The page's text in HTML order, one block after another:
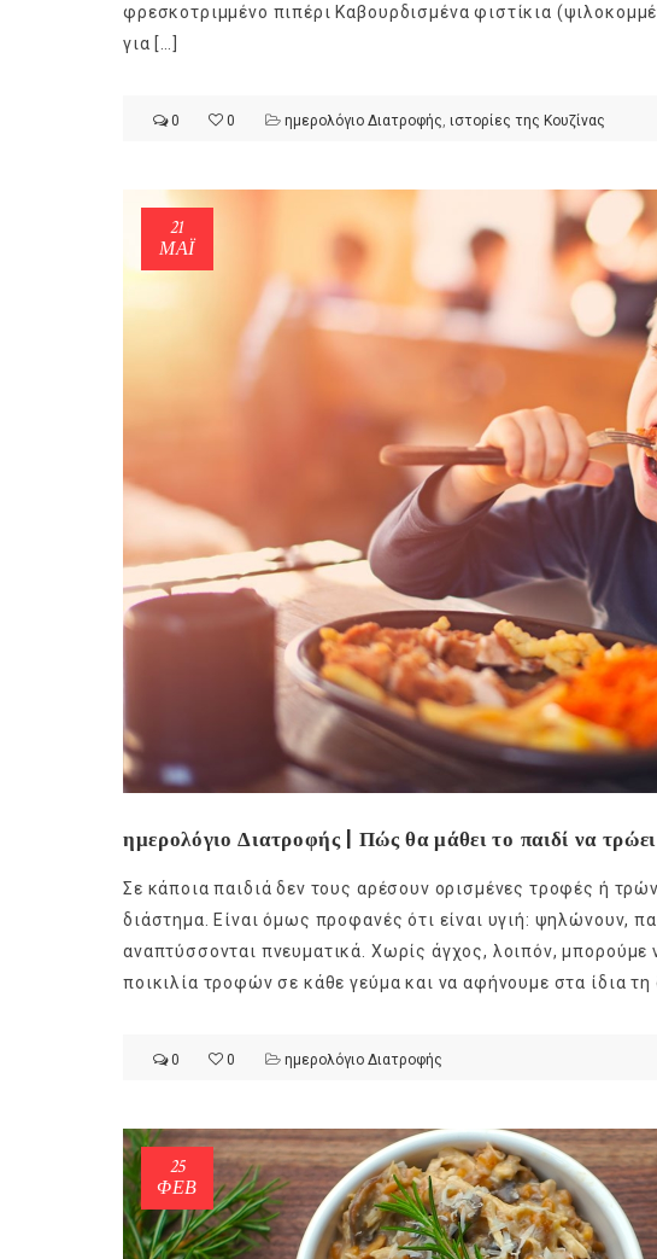
φρεσκοτριμμένο πιπέρι Καβουρδισμένα φιστίκια
για […]
0 0 ημερολόγιο Διατροφής, ιστορίες της Κουζίνας
21
ΜΑΪ́
ημερολόγιο Διατροφής | Πώς θα μάθει το παιδί να
Σε κάποια παιδιά δεν τους αρέσουν ορισμένες τροφές ή
διάστημα. Είναι όμως προφανές ότι είναι υγιή: ψηλώνουν,
αναπτύσσονται πνευματικά. Χωρίς άγχος, λοιπόν,
ποικιλία τροφών σε κάθε γεύμα και να αφήνουμε στα ίδια τη
0 0 ημερολόγιο Διατροφής
25
ΦΕΒ